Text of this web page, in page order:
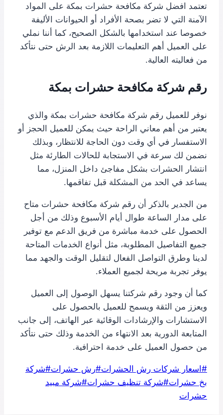
تعتمد افضل شركة مكافحة حشرات بمكة على المواد
الآمنة التي لا تضر بصحة الأفراد أو الحيوانات الأليفة
خصوصا عند استخدامها بالشكل الصحيح، كما أننا نملي
على العميل أهم التعليمات اللازمة بعد الرش حتى نتأكد
من فعاليته العالية.
رقم شركة مكافحة حشرات بمكة
نوفر للعميل رقم شركة مكافحة حشرات بمكة والذي
يعتبر من أهم معاني الراحة حيث يمكن للعميل الحجز أو
الاستفسار في أي وقت دون الحاجة للانتظار، وبذلك
نضمن لك سرعة في الاستجابة للحالات الطارئة مثل
انتشار الحشرات بشكل مفاجئ داخل المنزل، مما
يساعد في الحد من المشكلة قبل تفاقمها.
من الجدير بالذكر أن رقم شركة مكافحة حشرات متاح
على مدار الساعة طوال أيام الأسبوع وذلك من أجل
الحصول على خدمة مباشرة من فريق الدعم مع توفير
جميع التفاصيل المطلوبة، مثل أنواع الخدمات المتاحة
لدينا وطرق التواصل الفعال لتقليل الوقت والجهد مما
يوفر تجربة مريحة لجميع العملاء.
كما أن وجود رقم شركتنا يسهل الوصول إلى العميل
ويعزز من الثقة ويسمح للعميل بالحصول على
الاستشارات والإرشادات الوقائية عبر الهاتف، إلى جانب
المتابعة الدورية بعد الانتهاء من الخدمة وذلك حتى نتأكد
من حصول العميل على خدمة احترافية.
وسوم
المقال:
#اسعار شركات رش الحشرات#رش حشرات#شركة
بخ حشرات#شركة تنظيف حشرات#شركة مبيد
حشرات